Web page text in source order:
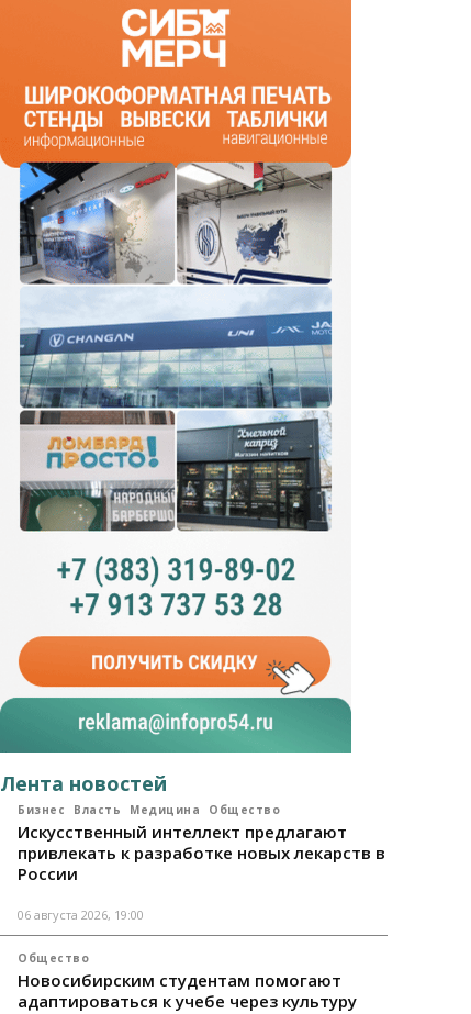
Лента новостей
Бизнес Власть Медицина Общество
Искусственный интеллект предлагают
привлекать к разработке новых лекарств в
России
06 августа 2026, 19:00
Общество
Новосибирским студентам помогают
адаптироваться к учебе через культуру